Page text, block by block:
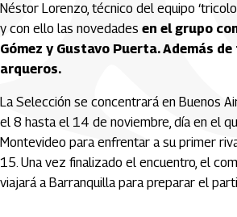
Néstor Lorenzo, técnico del equipo
y con ello las novedades en el grupo
Gómez y Gustavo Puerta. Además
arqueros.
La Selección se concentrará en Buenos
el 8 hasta el 14 de noviembre, día en el
Montevideo para enfrentar a su primer
15. Una vez finalizado el encuentro, el
viajará a Barranquilla para preparar el